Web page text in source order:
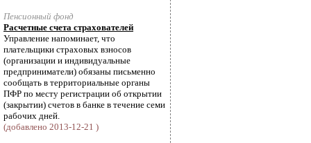
Пенсионный фонд
Расчетные счета страхователей
Управление напоминает, что
плательщики страховых взносов
(организации и индивидуальные
предприниматели) обязаны письменно
сообщать в территориальные органы
ПФР по месту регистрации об открытии
(закрытии) счетов в банке в течение семи
рабочих дней.
(добавлено 2013-12-21 )